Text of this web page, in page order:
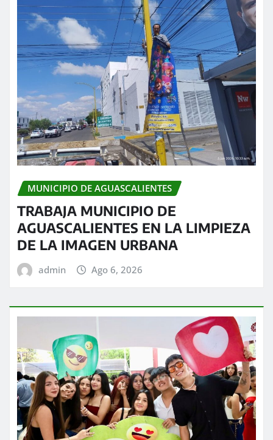
MUNICIPIO DE AGUASCALIENTES
TRABAJA MUNICIPIO DE
AGUASCALIENTES EN LA LIMPIEZA
DE LA IMAGEN URBANA
admin Ago 6, 2026